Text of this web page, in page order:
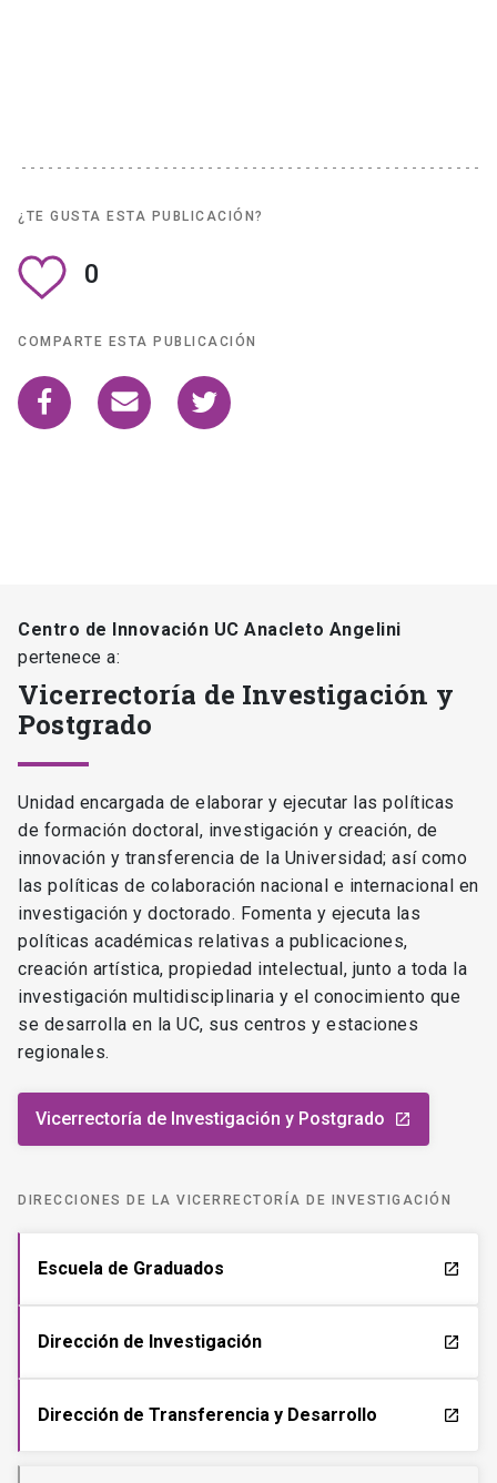
¿TE GUSTA ESTA PUBLICACIÓN?
0
COMPARTE ESTA PUBLICACIÓN
Centro de Innovación UC Anacleto Angelini
pertenece a:
Vicerrectoría de Investigación y
Postgrado
Unidad encargada de elaborar y ejecutar las políticas
de formación doctoral, investigación y creación, de
innovación y transferencia de la Universidad; así como
las políticas de colaboración nacional e internacional en
investigación y doctorado. Fomenta y ejecuta las
políticas académicas relativas a publicaciones,
creación artística, propiedad intelectual, junto a toda la
investigación multidisciplinaria y el conocimiento que
se desarrolla en la UC, sus centros y estaciones
regionales.
Vicerrectoría de Investigación y Postgrado launch
DIRECCIONES DE LA VICERRECTORÍA DE INVESTIGACIÓN
Escuela de Graduados launch
Dirección de Investigación launch
Dirección de Transferencia y Desarrollo launch